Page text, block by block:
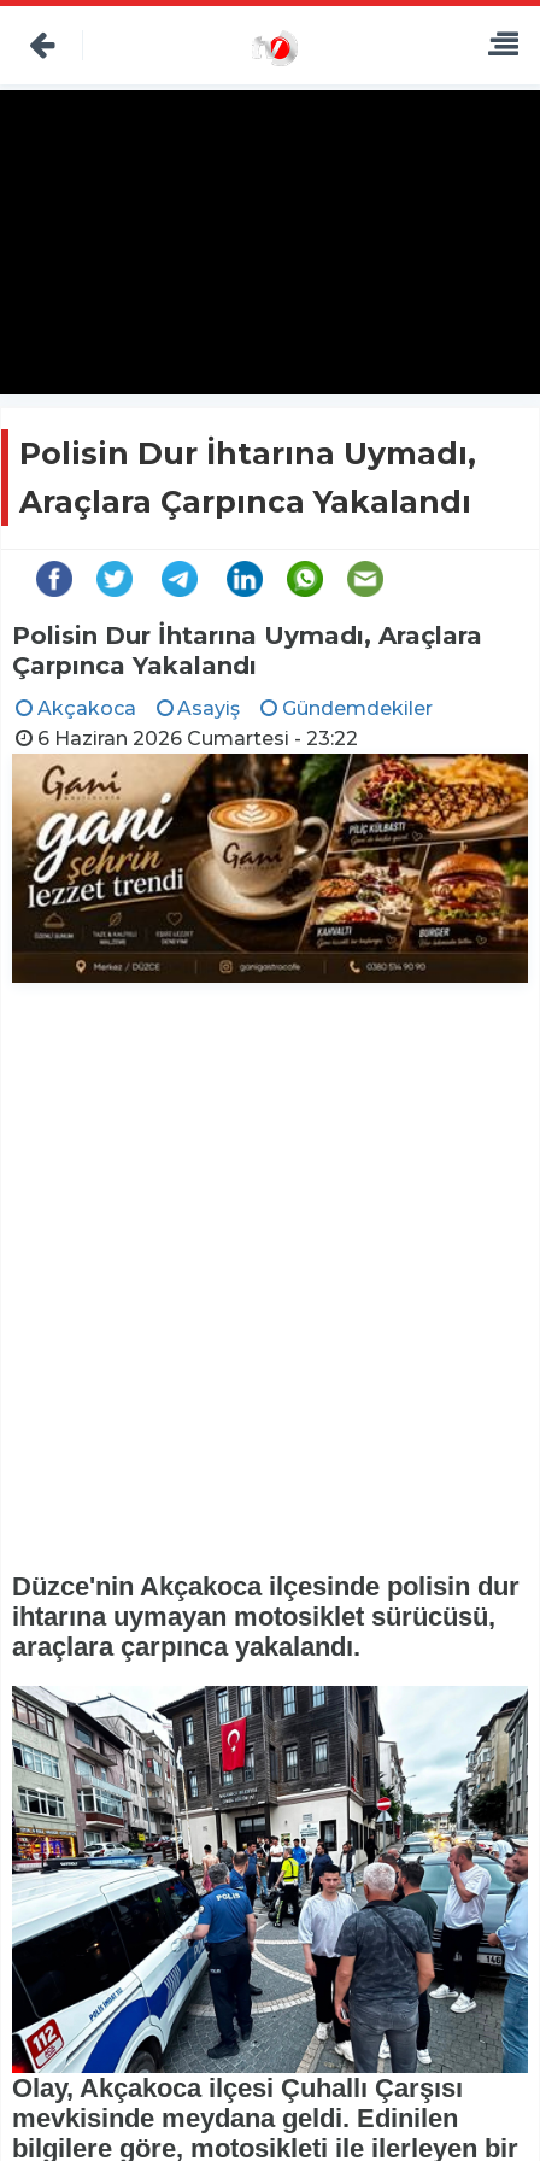
Polisin Dur İhtarına Uymadı,
Araçlara Çarpınca Yakalandı
Polisin Dur İhtarına Uymadı, Araçlara
Çarpınca Yakalandı
Akçakoca Asayiş
Gündemdekiler
6 Haziran 2026 Cumartesi - 23:22
Düzce'nin Akçakoca ilçesinde polisin dur
ihtarına uymayan motosiklet sürücüsü,
araçlara çarpınca yakalandı.
Olay, Akçakoca ilçesi Çuhallı Çarşısı
mevkisinde meydana geldi. Edinilen
bilgilere göre, motosikleti ile ilerleyen bir